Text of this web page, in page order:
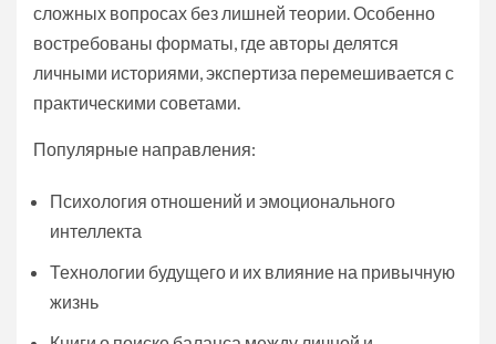
сложных вопросах без лишней теории. Особенно
востребованы форматы, где авторы делятся
личными историями, экспертиза перемешивается с
практическими советами.
Популярные направления:
Психология отношений и эмоционального
интеллекта
Технологии будущего и их влияние на привычную
жизнь